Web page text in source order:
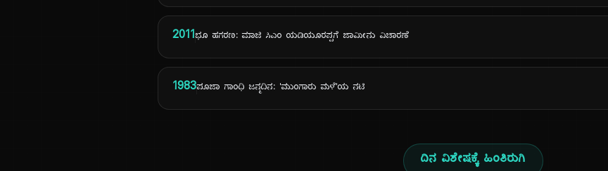
2011ಭೂ ಹಗರಣ: ಮಾಜಿ ಸಿಎಂ ಯಡಿಯೂರಪ್ಪಗೆ ಜಾಮೀನು ವಿಚಾರಣೆ
1983ಪೂಜಾ ಗಾಂಧಿ ಜನ್ಮದಿನ: 'ಮುಂಗಾರು ಮಳೆ'ಯ ನಟಿ
ದಿನ ವಿಶೇಷಕ್ಕೆ ಹಿಂತಿರುಗಿ